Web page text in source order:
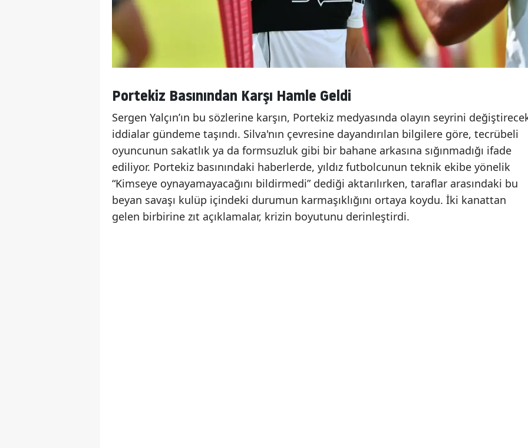
Portekiz Basınından Karşı Hamle Geldi
Sergen Yalçın’ın bu sözlerine karşın, Portekiz medyasında olayın seyrini
iddialar gündeme taşındı. Silva'nın çevresine dayandırılan bilgilere göre, tecrübeli
oyuncunun sakatlık ya da formsuzluk gibi bir bahane arkasına sığınmadığı ifade
ediliyor. Portekiz basınındaki haberlerde, yıldız futbolcunun teknik ekibe yönelik
“Kimseye oynayamayacağını bildirmedi” dediği aktarılırken, taraflar arasındaki bu
beyan savaşı kulüp içindeki durumun karmaşıklığını ortaya koydu. İki kanattan
gelen birbirine zıt açıklamalar, krizin boyutunu derinleştirdi.